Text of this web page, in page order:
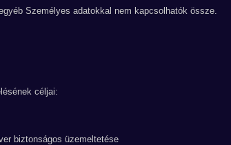
Személyes adatokkal nem kapcsolhatók össze.
céljai:
biztonságos üzemeltetése